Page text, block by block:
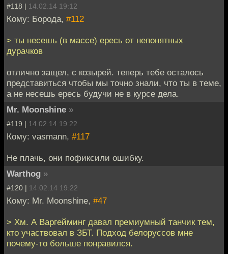
#118 | 14.02.14 19:12
Кому: Борода, #112
> ты несешь (в массе) ересь от непонятных
дурачков
отлично защел, с козырей. теперь тебе осталось
представиться чтобы мы точно знали, что ты в теме,
а не несешь ересь будучи не в курсе дела.
Mr. Moonshine »
#119 | 14.02.14 19:22
Кому: vasmann, #117
Не плачь, они пофиксили ошибку.
Warthog »
#120 | 14.02.14 19:22
Кому: Mr. Moonshine, #47
> Хм. А Варгейминг давал премиумный танчик тем,
кто участвовал в ЗБТ. Подход белоруссов мне
почему-то больше понравился.